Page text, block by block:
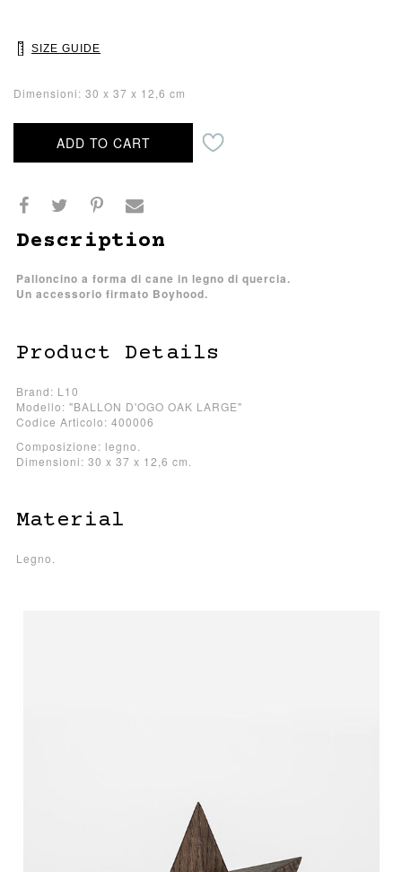
SIZE GUIDE
Dimensioni: 30 x 37 x 12,6 cm
ADD TO CART
Description
Palloncino a forma di cane in legno di quercia.
Un accessorio firmato Boyhood.
Product Details
Brand: L10
Modello: "BALLON D'OGO OAK LARGE"
Codice Articolo: 400006
Composizione: legno.
Dimensioni: 30 x 37 x 12,6 cm.
Material
Legno.